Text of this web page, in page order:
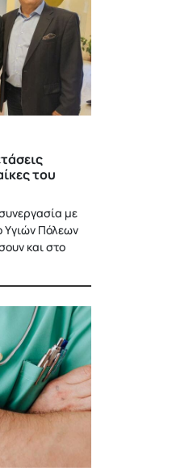
του
με
Υγιών Πόλεων
και στο